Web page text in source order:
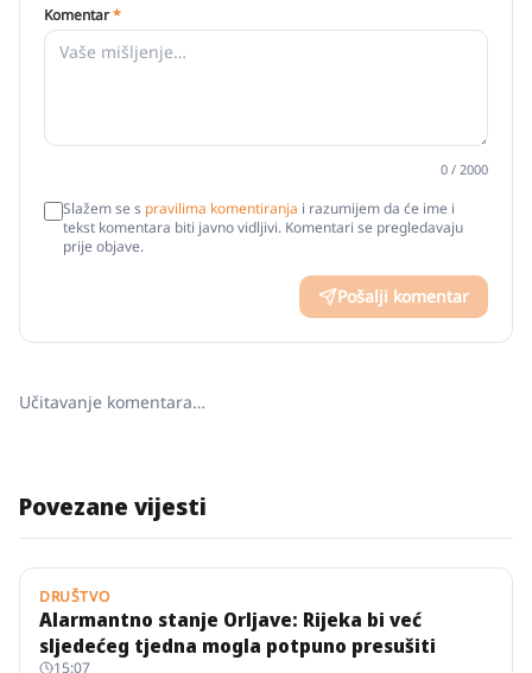
Komentar*
0 / 2000
Slažem se s pravilima komentiranja i razumijem da će ime i
tekst komentara biti javno vidljivi. Komentari se pregledavaju
prije objave.
Pošalji komentar
Učitavanje komentara…
Povezane vijesti
DRUŠTVO
Alarmantno stanje Orljave: Rijeka bi već
sljedećeg tjedna mogla potpuno presušiti
15:07